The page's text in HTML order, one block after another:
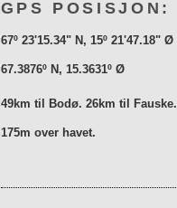
GPS POSISJON:
67º 23'15.34" N, 15º 21'47.18" Ø
67.3876º N, 15.3631º Ø
49km til Bodø. 26km til Fauske.
175m over havet.